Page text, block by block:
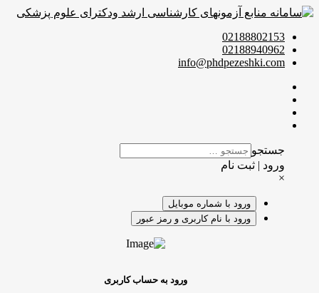
02188802153
02188940962
info@phdpezeshki.com
جستجو
ورود | ثبت نام
×
ورود با شماره موبایل
ورود با نام کاربری و رمز عبور
ورود به حساب کاربری